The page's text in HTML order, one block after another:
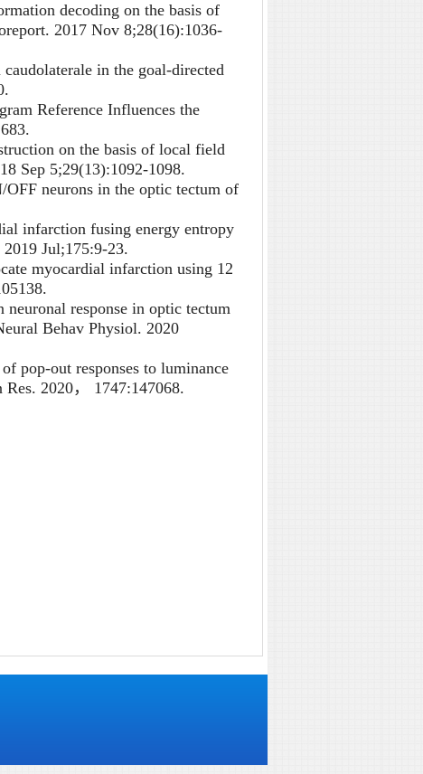
decoding on the basis of
2017 Nov 8;28(16):1036-
in the goal-directed
Reference Influences the
on the basis of local field
Sep 5;29(13):1092-1098.
neurons in the optic tectum of
infarction fusing energy entropy
Jul;175:9-23.
myocardial infarction using 12
response in optic tectum
Behav Physiol. 2020
pop-out responses to luminance
2020， 1747:147068.